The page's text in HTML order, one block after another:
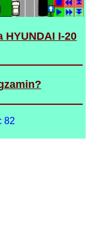
HYUNDAI I-20
82